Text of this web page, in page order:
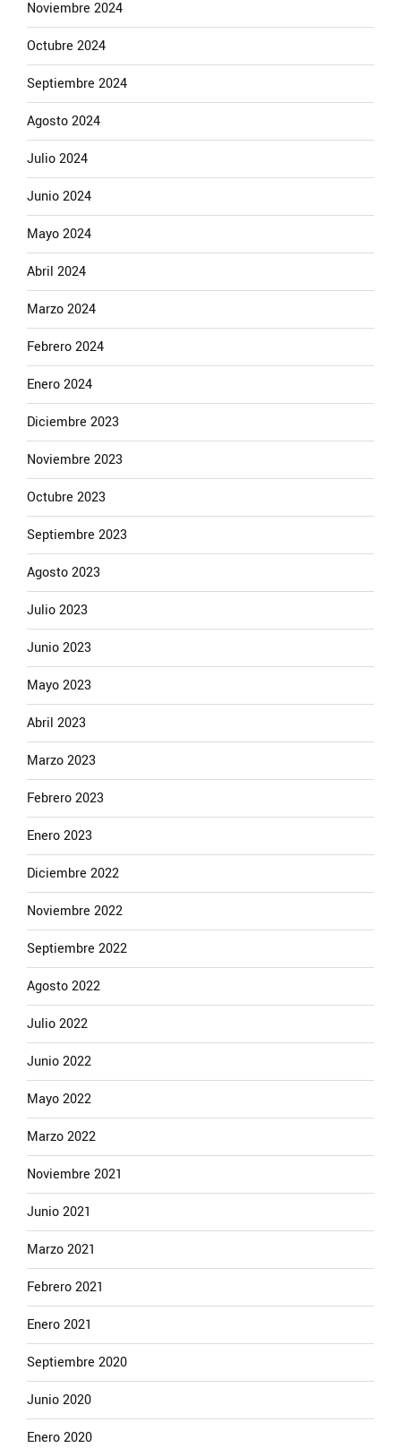
Noviembre 2024
Octubre 2024
Septiembre 2024
Agosto 2024
Julio 2024
Junio 2024
Mayo 2024
Abril 2024
Marzo 2024
Febrero 2024
Enero 2024
Diciembre 2023
Noviembre 2023
Octubre 2023
Septiembre 2023
Agosto 2023
Julio 2023
Junio 2023
Mayo 2023
Abril 2023
Marzo 2023
Febrero 2023
Enero 2023
Diciembre 2022
Noviembre 2022
Septiembre 2022
Agosto 2022
Julio 2022
Junio 2022
Mayo 2022
Marzo 2022
Noviembre 2021
Junio 2021
Marzo 2021
Febrero 2021
Enero 2021
Septiembre 2020
Junio 2020
Enero 2020